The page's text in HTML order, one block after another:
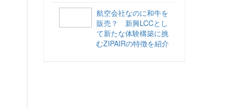
航空会社なのに和牛を
販売？ 新興LCCとし
て新たな体験構築に挑
むZIPAIRの特徴を紹介